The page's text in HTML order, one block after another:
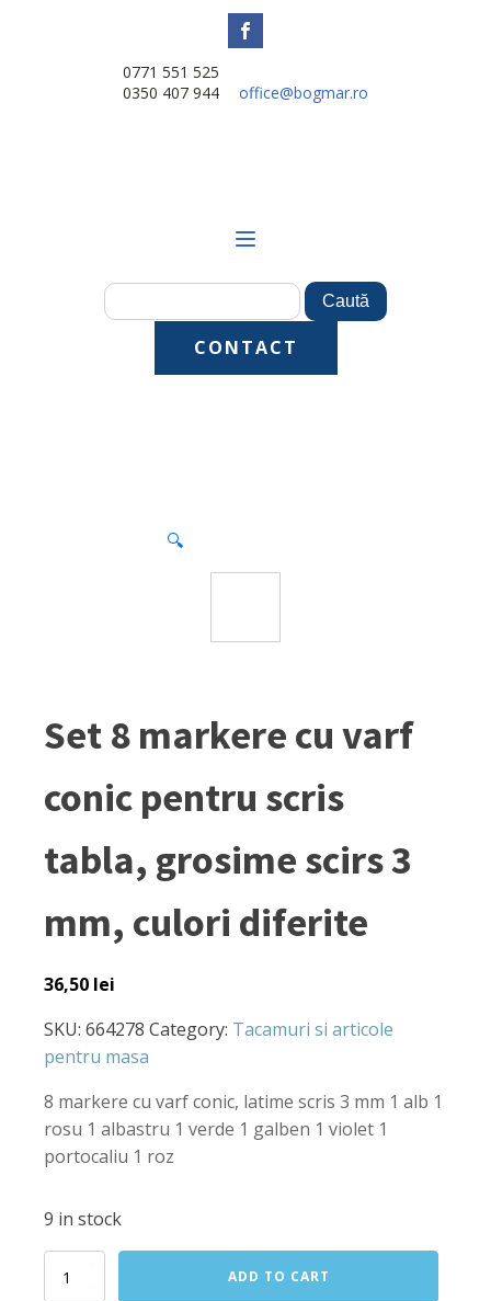
0771 551 525
0350 407 944
office@bogmar.ro
CONTACT
🔍
Set 8 markere cu varf
conic pentru scris
tabla, grosime scirs 3
mm, culori diferite
36,50 lei
SKU: 664278 Category: Tacamuri si articole
pentru masa
8 markere cu varf conic, latime scris 3 mm 1 alb 1
rosu 1 albastru 1 verde 1 galben 1 violet 1
portocaliu 1 roz
9 in stock
ADD TO CART